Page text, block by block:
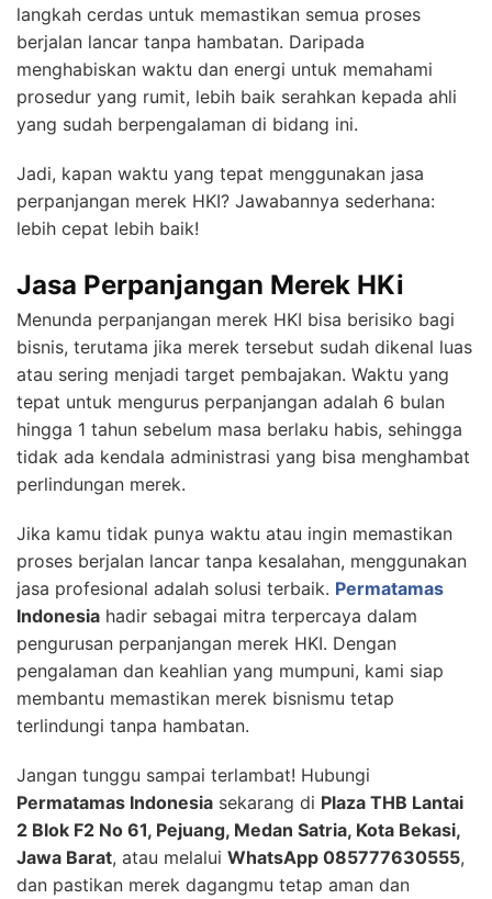
langkah cerdas untuk memastikan semua proses
berjalan lancar tanpa hambatan. Daripada
menghabiskan waktu dan energi untuk memahami
prosedur yang rumit, lebih baik serahkan kepada ahli
yang sudah berpengalaman di bidang ini.
Jadi, kapan waktu yang tepat menggunakan jasa
perpanjangan merek HKI? Jawabannya sederhana:
lebih cepat lebih baik!
Jasa Perpanjangan Merek HKi
Menunda perpanjangan merek HKI bisa berisiko bagi
bisnis, terutama jika merek tersebut sudah dikenal luas
atau sering menjadi target pembajakan. Waktu yang
tepat untuk mengurus perpanjangan adalah 6 bulan
hingga 1 tahun sebelum masa berlaku habis, sehingga
tidak ada kendala administrasi yang bisa menghambat
perlindungan merek.
Jika kamu tidak punya waktu atau ingin memastikan
proses berjalan lancar tanpa kesalahan, menggunakan
jasa profesional adalah solusi terbaik. Permatamas
Indonesia hadir sebagai mitra terpercaya dalam
pengurusan perpanjangan merek HKI. Dengan
pengalaman dan keahlian yang mumpuni, kami siap
membantu memastikan merek bisnismu tetap
terlindungi tanpa hambatan.
Jangan tunggu sampai terlambat! Hubungi
Permatamas Indonesia sekarang di Plaza THB Lantai
2 Blok F2 No 61, Pejuang, Medan Satria, Kota Bekasi,
Jawa Barat, atau melalui WhatsApp 085777630555,
dan pastikan merek dagangmu tetap aman dan